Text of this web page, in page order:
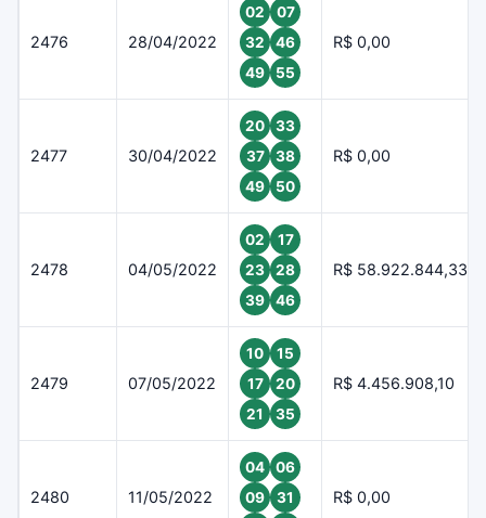
2476 28/04/2022
02
07
32
46
49
55
R$ 0,00
2477 30/04/2022
20
33
37
38
49
50
R$ 0,00
2478 04/05/2022
02
17
23
28
39
46
R$ 58.922.844,33
2479 07/05/2022
10
15
17
20
21
35
R$ 4.456.908,10
2480 11/05/2022
04
06
09
31
R$ 0,00